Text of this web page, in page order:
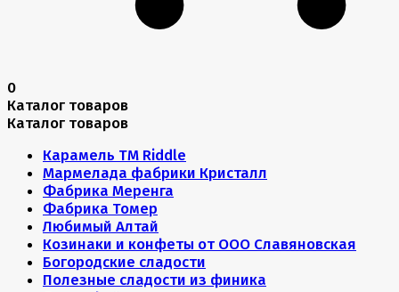
0
Каталог товаров
Каталог товаров
Карамель ТМ Riddle
Мармелада фабрики Кристалл
Фабрика Меренга
Фабрика Томер
Любимый Алтай
Козинаки и конфеты от ООО Славяновская
Богородские сладости
Полезные сладости из финика